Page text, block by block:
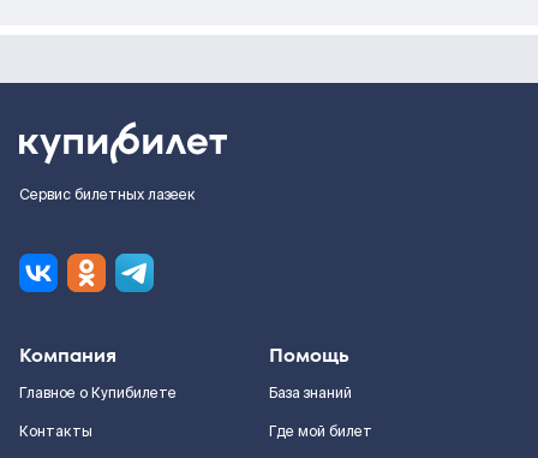
Сервис билетных лазеек
Компания
Главное о Купибилете
Контакты
Помощь
База знаний
Где мой билет